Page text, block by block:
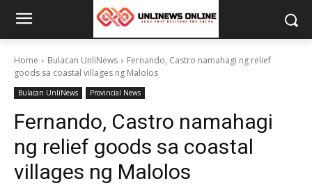
Home Bulacan UnliNews
Fernando, Castro namahagi ng relief
goods sa coastal villages ng Malolos
Bulacan UnliNews Provincial News
Fernando, Castro namahagi
ng relief goods sa coastal
villages ng Malolos